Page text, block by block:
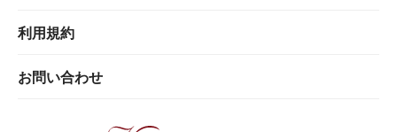
利用規約
お問い合わせ